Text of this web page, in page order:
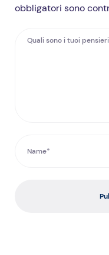
obbligatori sono